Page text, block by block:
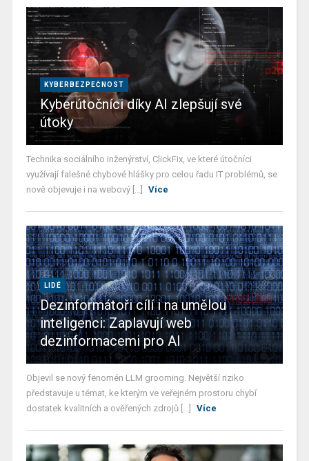
KYBERBEZPEČNOST
Kyberútočníci díky AI zlepšují své
útoky
Technika sociálního inženýrství, ClickFix, ve které útočníci
využívají falešné chybové hlášky pro celou řadu IT problémů, se
nově objevuje i na webový [...]
Více
LIDÉ
Dezinformátoři cílí i na umělou
inteligenci: Zaplavují web
dezinformacemi pro AI
Objevil se nový fenomén LLM grooming. Největší riziko
představuje u témat, ke kterým ve veřejném prostoru chybí
dostatek kvalitních a ověřených zdrojů [...]
Více